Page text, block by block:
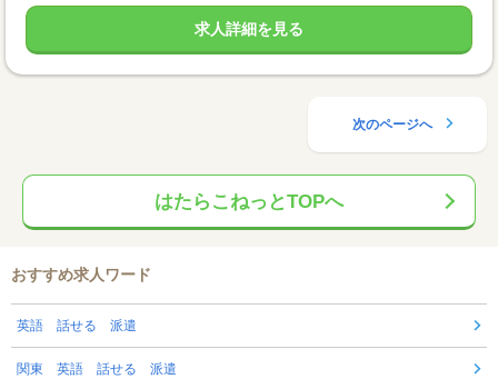
求人詳細を見る
次のページへ
はたらこねっとTOPへ
おすすめ求人ワード
英語 話せる 派遣
関東 英語 話せる 派遣